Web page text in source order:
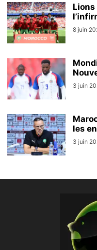
Lions
8 juin
3 juin
les
3 juin